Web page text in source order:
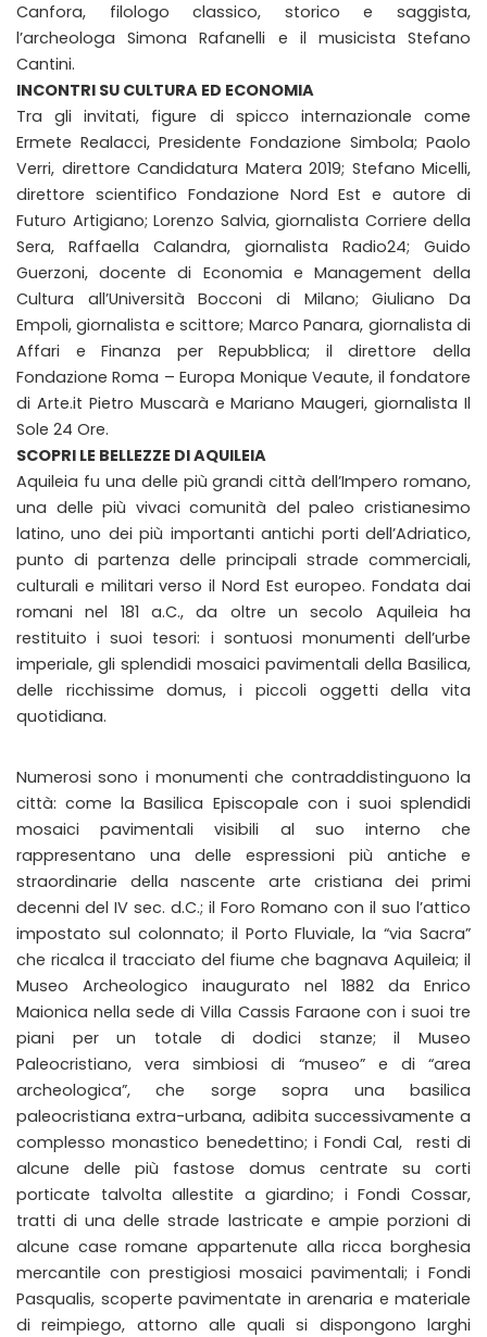
Canfora, filologo classico, storico e saggista,
l’archeologa Simona Rafanelli e il musicista Stefano
Cantini.
INCONTRI SU CULTURA ED ECONOMIA
Tra gli invitati, figure di spicco internazionale come
Ermete Realacci, Presidente Fondazione Simbola; Paolo
Verri, direttore Candidatura Matera 2019; Stefano Micelli,
direttore scientifico Fondazione Nord Est e autore di
Futuro Artigiano; Lorenzo Salvia, giornalista Corriere della
Sera, Raffaella Calandra, giornalista Radio24; Guido
Guerzoni, docente di Economia e Management della
Cultura all’Università Bocconi di Milano; Giuliano Da
Empoli, giornalista e scittore; Marco Panara, giornalista di
Affari e Finanza per Repubblica; il direttore della
Fondazione Roma – Europa Monique Veaute, il fondatore
di Arte.it Pietro Muscarà e Mariano Maugeri, giornalista Il
Sole 24 Ore.
SCOPRI LE BELLEZZE DI AQUILEIA
Aquileia fu una delle più grandi città dell’Impero romano,
una delle più vivaci comunità del paleo cristianesimo
latino, uno dei più importanti antichi porti dell’Adriatico,
punto di partenza delle principali strade commerciali,
culturali e militari verso il Nord Est europeo. Fondata dai
romani nel 181 a.C., da oltre un secolo Aquileia ha
restituito i suoi tesori: i sontuosi monumenti dell’urbe
imperiale, gli splendidi mosaici pavimentali della Basilica,
delle ricchissime domus, i piccoli oggetti della vita
quotidiana.
Numerosi sono i monumenti che contraddistinguono la
città: come la Basilica Episcopale con i suoi splendidi
mosaici pavimentali visibili al suo interno che
rappresentano una delle espressioni più antiche e
straordinarie della nascente arte cristiana dei primi
decenni del IV sec. d.C.; il Foro Romano con il suo l’attico
impostato sul colonnato; il Porto Fluviale, la “via Sacra”
che ricalca il tracciato del fiume che bagnava Aquileia; il
Museo Archeologico inaugurato nel 1882 da Enrico
Maionica nella sede di Villa Cassis Faraone con i suoi tre
piani per un totale di dodici stanze; il Museo
Paleocristiano, vera simbiosi di “museo” e di “area
archeologica”, che sorge sopra una basilica
paleocristiana extra-urbana, adibita successivamente a
complesso monastico benedettino; i Fondi Cal, resti di
alcune delle più fastose domus centrate su corti
porticate talvolta allestite a giardino; i Fondi Cossar,
tratti di una delle strade lastricate e ampie porzioni di
alcune case romane appartenute alla ricca borghesia
mercantile con prestigiosi mosaici pavimentali; i Fondi
Pasqualis, scoperte pavimentate in arenaria e materiale
di reimpiego, attorno alle quali si dispongono larghi